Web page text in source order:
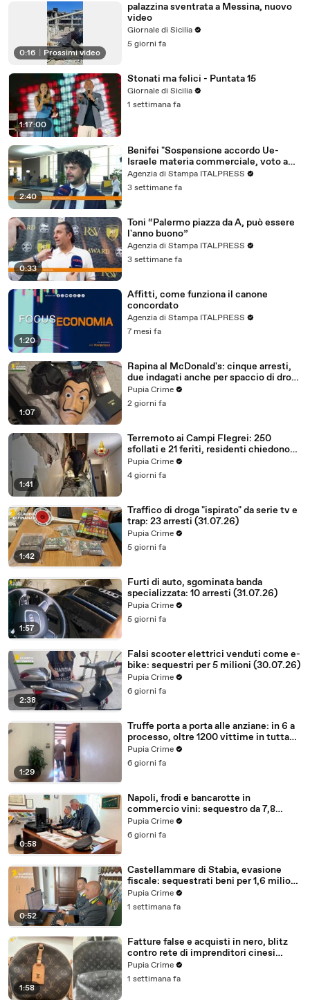
0:16 Prossimi video
palazzina sventrata a Messina, nuovo
video
Giornale di Sicilia
5 giorni fa
1:17:00
Stonati ma felici - Puntata 15
Giornale di Sicilia
1 settimana fa
2:40
Benifei "Sospensione accordo Ue-
Israele materia commerciale, voto a
maggioranza"
Agenzia di Stampa ITALPRESS
3 settimane fa
0:33
Toni “Palermo piazza da A, può essere
l'anno buono”
Agenzia di Stampa ITALPRESS
3 settimane fa
1:20
Affitti, come funziona il canone
concordato
Agenzia di Stampa ITALPRESS
7 mesi fa
1:07
Rapina al McDonald's: cinque arresti,
due indagati anche per spaccio di droga
(03.08.26)
Pupia Crime
2 giorni fa
1:41
Terremoto ai Campi Flegrei: 250
sfollati e 21 feriti, residenti chiedono
certezze sul futuro (01.08.26)
Pupia Crime
4 giorni fa
1:42
Traffico di droga "ispirato" da serie tv e
trap: 23 arresti (31.07.26)
Pupia Crime
5 giorni fa
1:57
Furti di auto, sgominata banda
specializzata: 10 arresti (31.07.26)
Pupia Crime
5 giorni fa
2:38
Falsi scooter elettrici venduti come e-
bike: sequestri per 5 milioni (30.07.26)
Pupia Crime
6 giorni fa
1:29
Truffe porta a porta alle anziane: in 6 a
processo, oltre 1200 vittime in tutta
Italia (30.07.26)
Pupia Crime
6 giorni fa
0:58
Napoli, frodi e bancarotte in
commercio vini: sequestro da 7,8
milioni (30.07.26)
Pupia Crime
6 giorni fa
0:52
Castellammare di Stabia, evasione
fiscale: sequestrati beni per 1,6 milioni
ad un consorzio navale (29.07.26)
Pupia Crime
1 settimana fa
1:58
Fatture false e acquisti in nero, blitz
contro rete di imprenditori cinesi
sequestri per 8,5 milioni (29.07.26)
Pupia Crime
1 settimana fa